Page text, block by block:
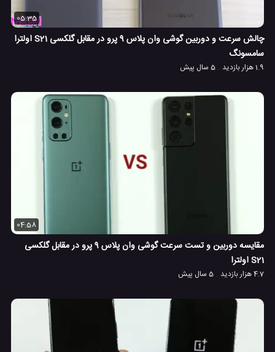
05:35
چالش سرعت و دوربین گوشی وان پلاس 9 پرو در مقابل گلکسی S21 اولترا
سامسونگ
1.9 هزار بازدید 5 سال پیش
04:58
مقایسه دوربین و تست سرعت گوشی وان پلاس 9 پرو در مقابل گلکسی
S21 اولترا
4.7 هزار بازدید 5 سال پیش